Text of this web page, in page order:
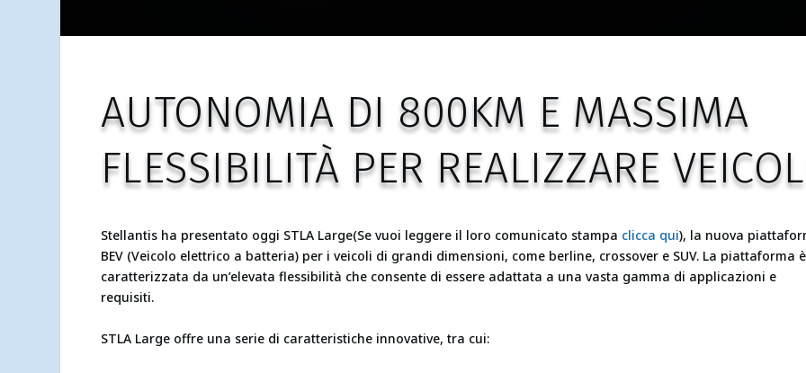
AUTONOMIA DI 800KM E MASSIMA
FLESSIBILITÀ PER REALIZZARE
Stellantis ha presentato oggi STLA Large(Se vuoi leggere il loro comunicato stampa clicca qui), la nuova
BEV (Veicolo elettrico a batteria) per i veicoli di grandi dimensioni, come berline, crossover e SUV. La piattaforma è
caratterizzata da un’elevata flessibilità che consente di essere adattata a una vasta gamma di applicazioni e
requisiti.
STLA Large offre una serie di caratteristiche innovative, tra cui: